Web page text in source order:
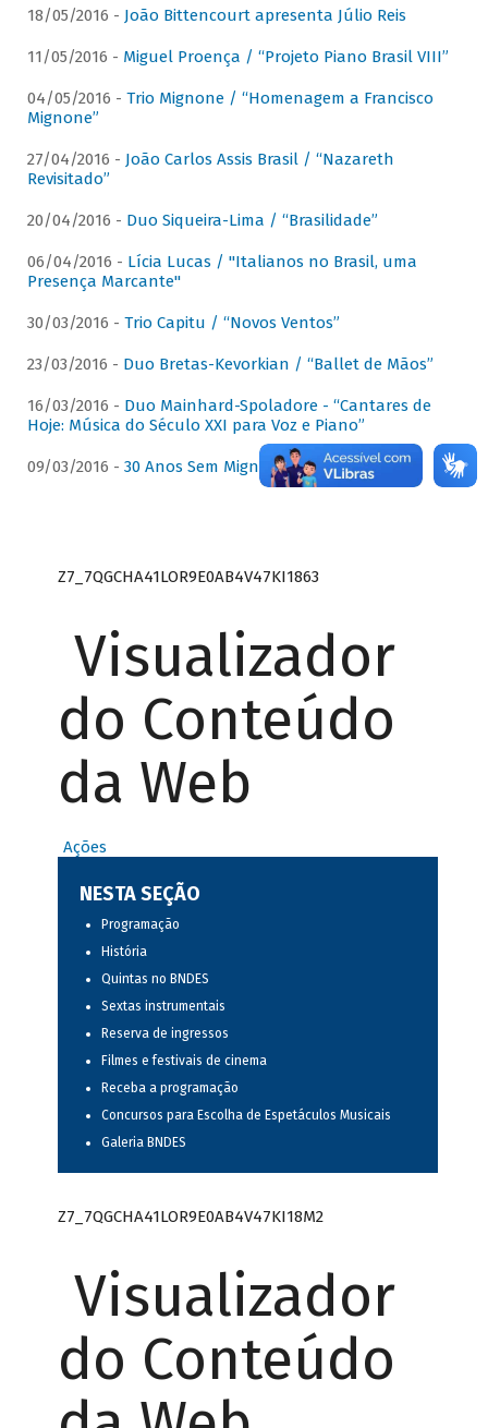
18/05/2016 - João Bittencourt apresenta Júlio Reis
11/05/2016 - Miguel Proença / “Projeto Piano Brasil VIII”
04/05/2016 - Trio Mignone / “Homenagem a Francisco
Mignone”
27/04/2016 - João Carlos Assis Brasil / “Nazareth
Revisitado”
20/04/2016 - Duo Siqueira-Lima / “Brasilidade”
06/04/2016 - Lícia Lucas / "Italianos no Brasil, uma
Presença Marcante"
30/03/2016 - Trio Capitu / “Novos Ventos”
23/03/2016 - Duo Bretas-Kevorkian / “Ballet de Mãos”
16/03/2016 - Duo Mainhard-Spoladore - “Cantares de
Hoje: Música do Século XXI para Voz e Piano”
09/03/2016 - 30 Anos Sem Mignone
Z7_7QGCHA41LOR9E0AB4V47KI1863
Visualizador
do Conteúdo
da Web
Ações
NESTA SEÇÃO
Programação
História
Quintas no BNDES
Sextas instrumentais
Reserva de ingressos
Filmes e festivais de cinema
Receba a programação
Concursos para Escolha de Espetáculos Musicais
Galeria BNDES
Z7_7QGCHA41LOR9E0AB4V47KI18M2
Visualizador
do Conteúdo